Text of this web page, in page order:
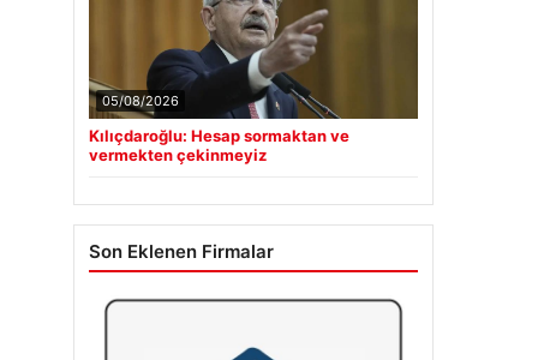
05/08/2026
Kılıçdaroğlu: Hesap sormaktan ve
vermekten çekinmeyiz
Son Eklenen Firmalar